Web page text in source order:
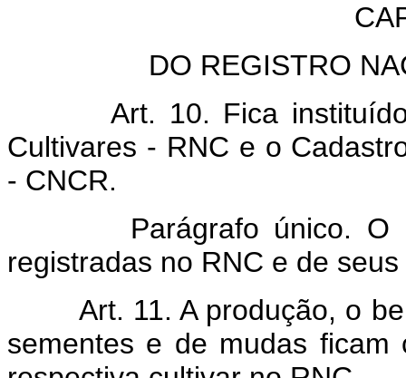
DO REGISTRO
Art. 10. Fica
Cultivares - RNC e o
- CNCR.
Parágrafo único. O
registradas no RNC e de
Art. 11. A produção, o
sementes e de mudas ficam